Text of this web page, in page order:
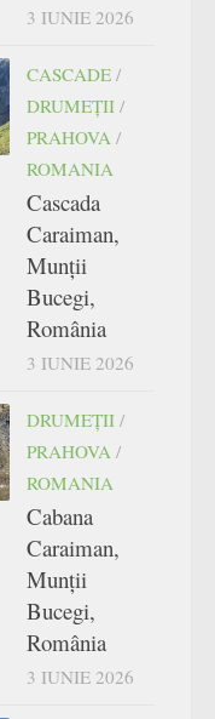
3 IUNIE 2026
CASCADE /
DRUMEŢII /
PRAHOVA /
ROMANIA
Cascada
Caraiman,
Munții
Bucegi,
România
3 IUNIE 2026
DRUMEŢII /
PRAHOVA /
ROMANIA
Cabana
Caraiman,
Munții
Bucegi,
România
3 IUNIE 2026